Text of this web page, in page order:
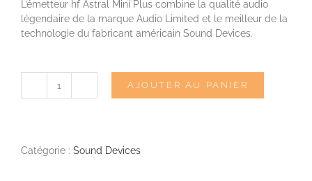
L’émetteur hf Astral Mini Plus combine la qualité audio
légendaire de la marque Audio Limited et le meilleur de la
technologie du fabricant américain Sound Devices.
quantité
ASTRAL
AJOUTER AU PANIER
Catégorie : Sound Devices